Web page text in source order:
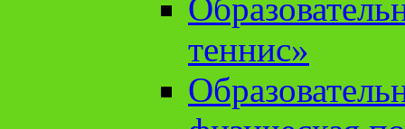
теннис»